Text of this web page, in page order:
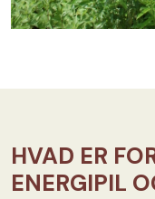
HVAD ER
ENERGIPIL